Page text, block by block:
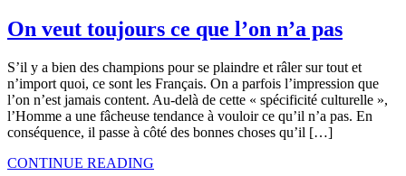
On veut toujours ce que l’on n’a pas
S’il y a bien des champions pour se plaindre et râler sur tout et
n’import quoi, ce sont les Français. On a parfois l’impression que
l’on n’est jamais content. Au-delà de cette « spécificité culturelle »,
l’Homme a une fâcheuse tendance à vouloir ce qu’il n’a pas. En
conséquence, il passe à côté des bonnes choses qu’il […]
CONTINUE READING